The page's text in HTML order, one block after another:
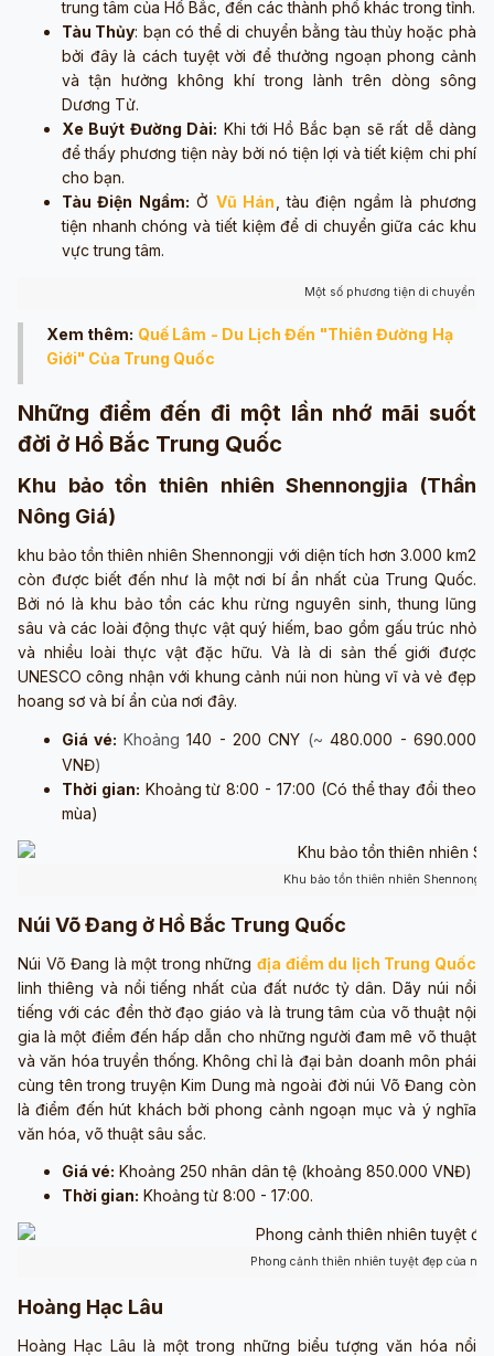
trung tâm của Hồ Bắc, đến các thành phố khác trong tỉnh.
Tàu Thủy: bạn có thể di chuyển bằng tàu thủy hoặc phà
bởi đây là cách tuyệt vời để thưởng ngoạn phong cảnh
và tận hưởng không khí trong lành trên dòng sông
Dương Tử.
Xe Buýt Đường Dài: Khi tới Hồ Bắc bạn sẽ rất dễ dàng
để thấy phương tiện này bởi nó tiện lợi và tiết kiệm chi phí
cho bạn.
Tàu Điện Ngầm: Ở Vũ Hán , tàu điện ngầm là phương
tiện nhanh chóng và tiết kiệm để di chuyển giữa các khu
vực trung tâm.
Một số phương tiện di chuyển ở
Xem thêm: Quế Lâm - Du Lịch Đến "Thiên Đường Hạ
Giới" Của Trung Quốc
Những điểm đến đi một lần nhớ mãi suốt
đời ở Hồ Bắc Trung Quốc
Khu bảo tồn thiên nhiên Shennongjia (Thần
Nông Giá)
khu bảo tồn thiên nhiên Shennongji với diện tích hơn 3.000 km2
còn được biết đến như là một nơi bí ẩn nhất của Trung Quốc.
Bởi nó là khu bảo tồn các khu rừng nguyên sinh, thung lũng
sâu và các loài động thực vật quý hiếm, bao gồm gấu trúc nhỏ
và nhiều loài thực vật đặc hữu. Và là di sản thế giới được
UNESCO công nhận với khung cảnh núi non hùng vĩ và vẻ đẹp
hoang sơ và bí ẩn của nơi đây.
Giá vé: Khoảng140 - 200 CNY (~480.000 - 690.000
VNĐ)
Thời gian: Khoảng từ 8:00 - 17:00 (Có thể thay đổi theo
mùa)
Khu bảo tồn thiên nhiên
Núi Võ Đang ở Hồ Bắc Trung Quốc
Núi Võ Đang là một trong nhữngđịa điểm du lịch Trung Quốc
linh thiêng và nổi tiếng nhất của đất nước tỷ dân. Dãy núi nổi
tiếng với các đền thờ đạo giáo và là trung tâm của võ thuật nội
gia là một điểm đến hấp dẫn cho những người đam mê võ thuật
và văn hóa truyền thống. Không chỉ là đại bản doanh môn phái
cùng tên trong truyện Kim Dung mà ngoài đời núi Võ Đang còn
là điểm đến hút khách bởi phong cảnh ngoạn mục và ý nghĩa
văn hóa, võ thuật sâu sắc.
Giá vé: Khoảng 250 nhân dân tệ (khoảng 850.000 VNĐ)
Thời gian: Khoảng từ 8:00 - 17:00.
Phong cảnh thiên nhiên tuyệt đẹp của núi
Hoàng Hạc Lâu
Hoàng Hạc Lâu là một trong những biểu tượng văn hóa nổi